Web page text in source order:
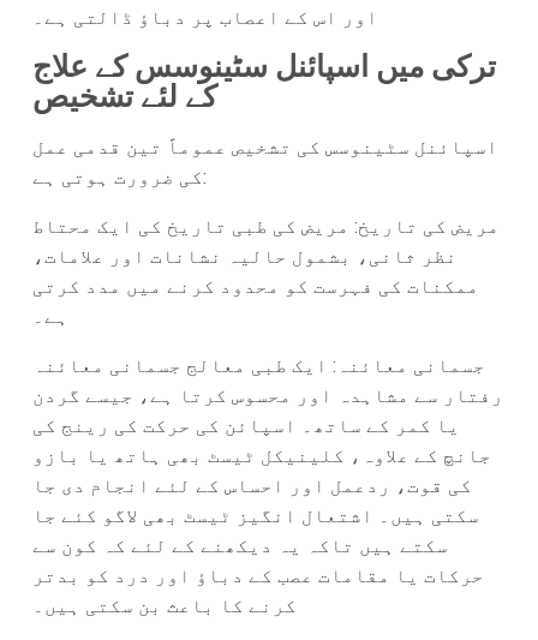
اور اس کے اعصاب پر دباؤ ڈالتی ہے۔
ترکی میں اسپائنل سٹینوسس کے علاج
کے لئے تشخیص
اسپائنل سٹینوسس کی تشخیص عموماً تین قدمی عمل
کی ضرورت ہوتی ہے:
مریض کی تاریخ: مریض کی طبی تاریخ کی ایک محتاط
نظر ثانی، بشمول حالیہ نشانات اور علامات،
ممکنات کی فہرست کو محدود کرنے میں مدد کرتی
ہے۔
جسمانی معائنہ: ایک طبی معالج جسمانی معائنہ
رفتار سے مشاہدہ اور محسوس کرتا ہے، جیسے گردن
یا کمر کے ساتھ۔ اسپائن کی حرکت کی رینج کی
جانچ کے علاوہ، کلینیکل ٹیسٹ بھی ہاتھ یا بازو
کی قوت، ردعمل اور احساس کے لئے انجام دی جا
سکتی ہیں۔ اشتعال انگیز ٹیسٹ بھی لاگو کئے جا
سکتے ہیں تاکہ یہ دیکھنے کے لئے کہ کون سے
حرکات یا مقامات عصب کے دباؤ اور درد کو بدتر
کرنے کا باعث بن سکتی ہیں۔